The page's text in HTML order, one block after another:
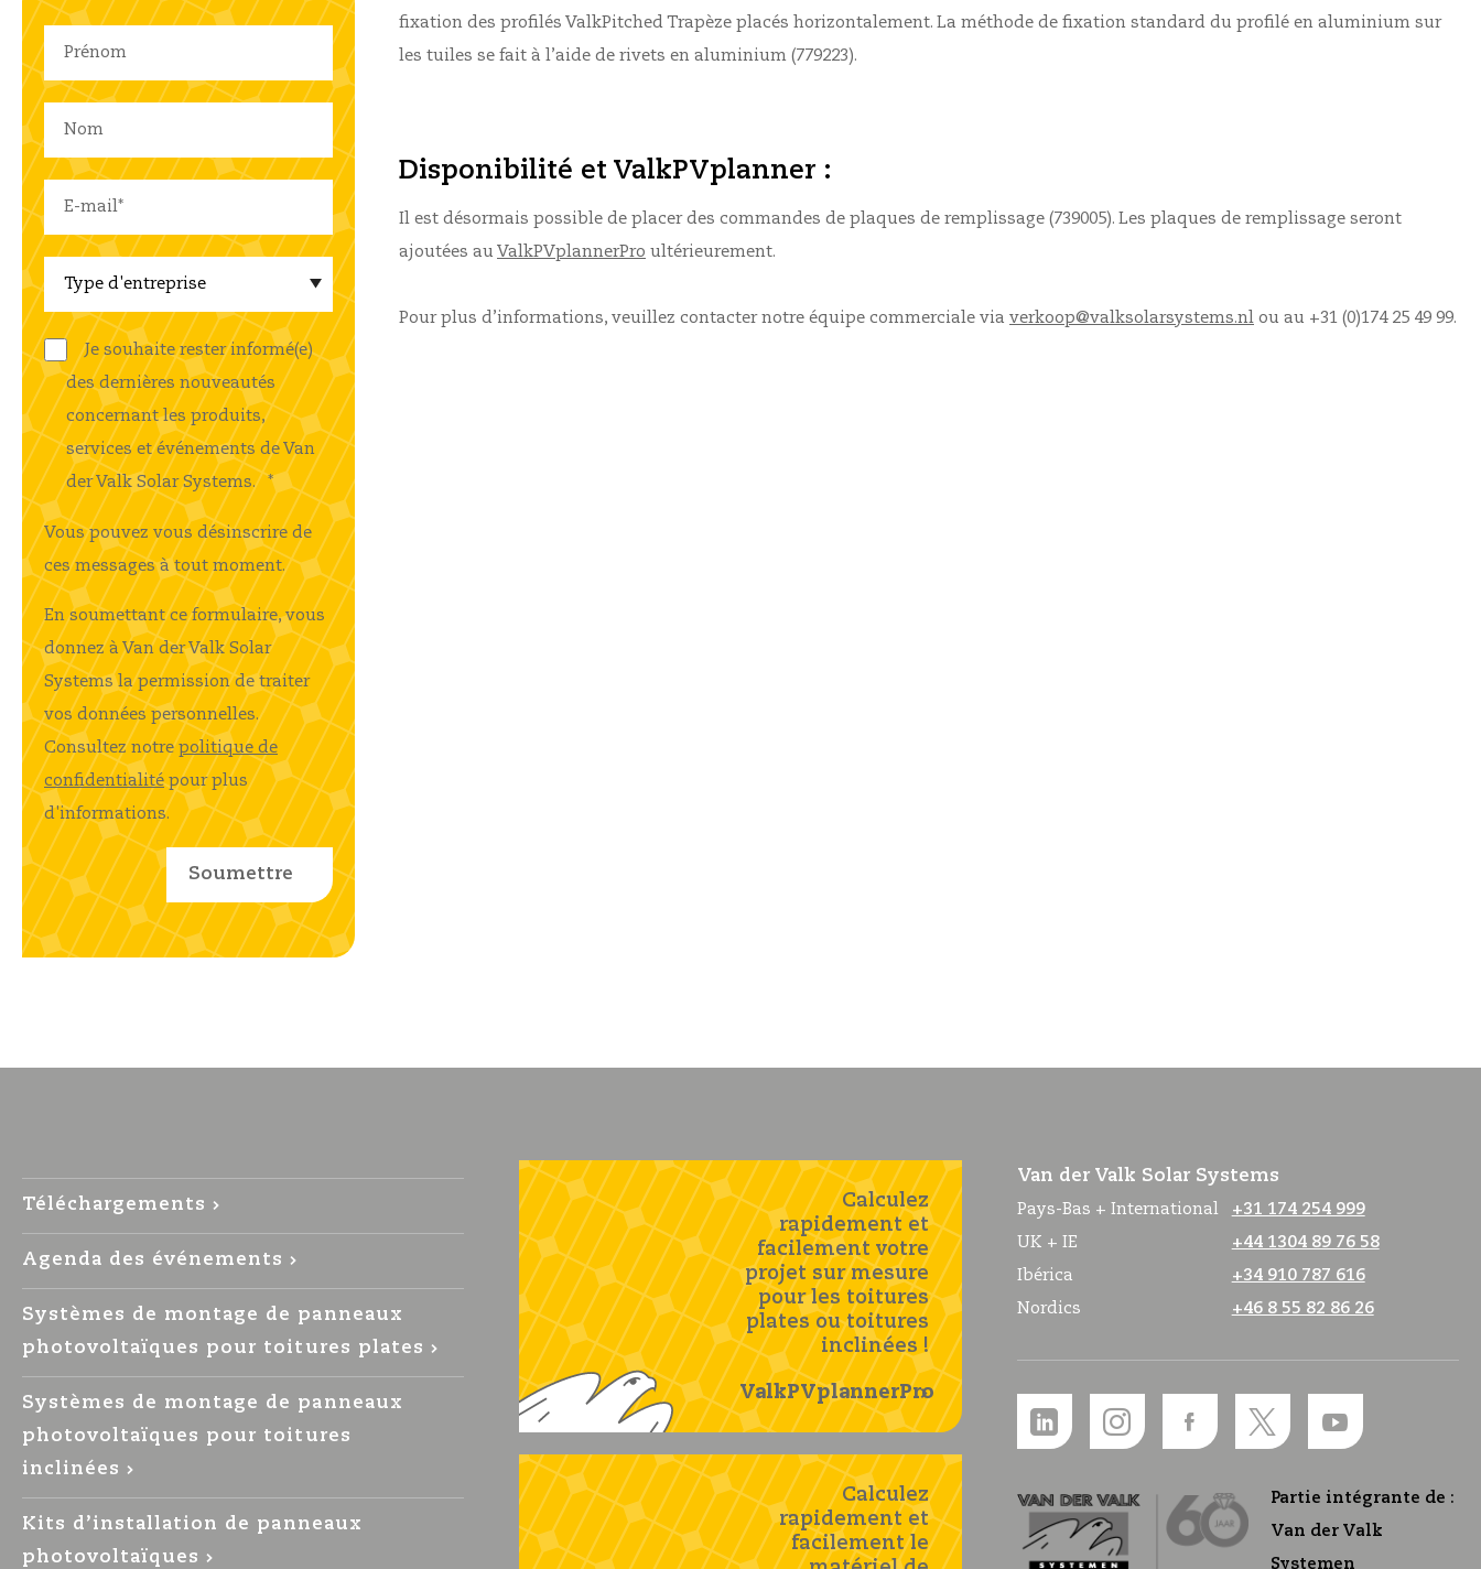
fixation des profilés ValkPitched Trapèze placés horizontalement. La méthode de fixation standard du profilé en aluminium sur
les tuiles se fait à l’aide de rivets en aluminium (779223).
Disponibilité et ValkPVplanner :
Il est désormais possible de placer des commandes de plaques de remplissage (739005). Les plaques de remplissage seront
ajoutées au ValkPVplannerPro ultérieurement.
Pour plus d’informations, veuillez contacter notre équipe commerciale via verkoop@valksolarsystems.nl ou au +31 (0)174 25 49 99.
Je souhaite rester informé(e)
des dernières nouveautés
concernant les produits,
services et événements de Van
der Valk Solar Systems. *
Vous pouvez vous désinscrire de
ces messages à tout moment.
En soumettant ce formulaire, vous
donnez à Van der Valk Solar
Systems la permission de traiter
vos données personnelles.
Consultez notrepolitique de
confidentialitépour plus
d'informations.
Téléchargements
Agenda des événements
Systèmes de montage de panneaux
photovoltaïques pour toitures plates
Systèmes de montage de panneaux
photovoltaïques pour toitures
inclinées
Kits d’installation de panneaux
photovoltaïques
Calculez
rapidement et
facilement votre
projet sur mesure
pour les toitures
plates ou toitures
inclinées !
ValkPVplannerPro
Calculez
rapidement et
facilement le
Van der Valk Solar Systems
Pays-Bas + International
+31 174 254 999
UK + IE
+44 1304 89 76 58
Ibérica
+34 910 787 616
Nordics
+46 8 55 82 86 26
Partie intégrante de :
Van der Valk
Systemen